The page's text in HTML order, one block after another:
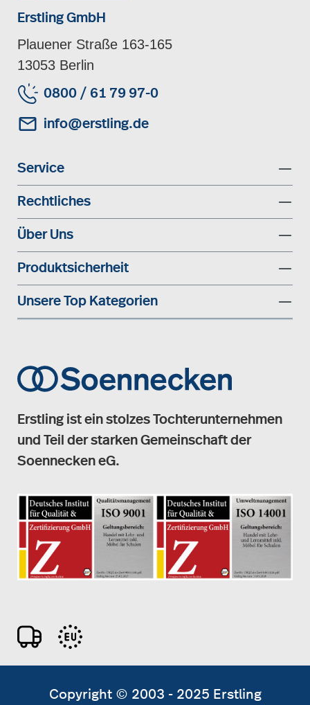
Erstling GmbH
Plauener Straße 163-165
13053 Berlin
0800 / 61 79 97-0
info@erstling.de
Service
Rechtliches
Über Uns
Produktsicherheit
Unsere Top Kategorien
Erstling ist ein stolzes Tochterunternehmen
und Teil der starken Gemeinschaft der
Soennecken eG.
Copyright © 2003 - 2025 Erstling